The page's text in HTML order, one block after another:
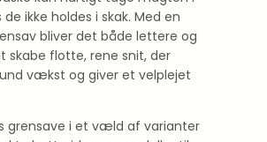
ikke holdes i skak. Med en
bliver det både lettere og
skabe flotte, rene snit, der
vækst og giver et velplejet
grensave i et væld af varianter